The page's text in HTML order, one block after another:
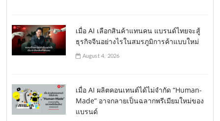
เมื่อ AI เลือกสินค้าแทนคน แบรนด์ไทยจะสู้
ธุรกิจจีนอย่างไรในสมรภูมิการค้าแบบใหม่
August 4, 2026
เมื่อ AI ผลิตคอนเทนต์ได้ไม่จำกัด “Human-
Made” อาจกลายเป็นฉลากพรีเมียมใหม่ของ
แบรนด์